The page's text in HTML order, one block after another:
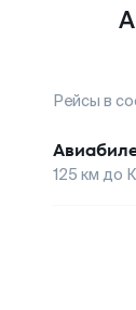
Рейсы в
125 км до